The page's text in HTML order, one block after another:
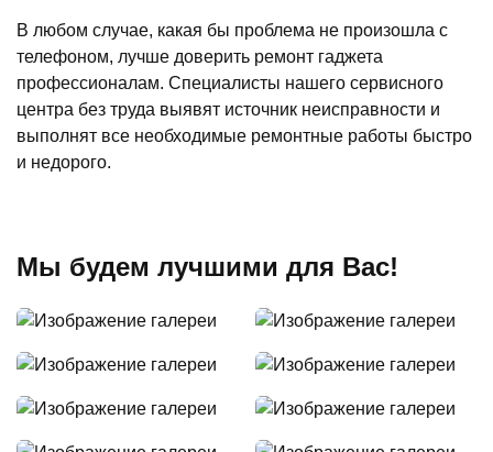
В любом случае, какая бы проблема не произошла с
телефоном, лучше доверить ремонт гаджета
профессионалам. Специалисты нашего сервисного
центра без труда выявят источник неисправности и
выполнят все необходимые ремонтные работы быстро
и недорого.
Мы будем лучшими для Вас!